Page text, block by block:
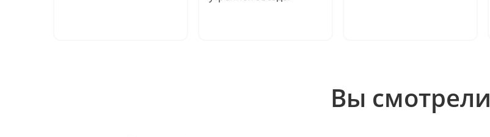
Вы смотрели